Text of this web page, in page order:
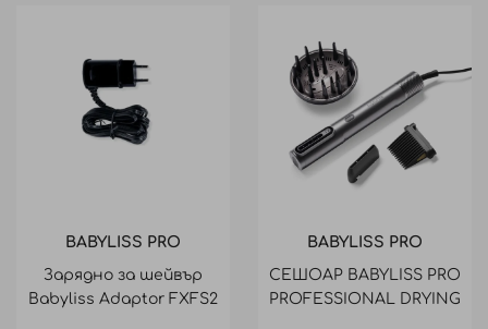
BABYLISS PRO
Зарядно за шейвър
Babyliss Adaptor FXFS2
BABYLISS PRO
СЕШОАР BABYLISS PRO
PROFESSIONAL DRYING